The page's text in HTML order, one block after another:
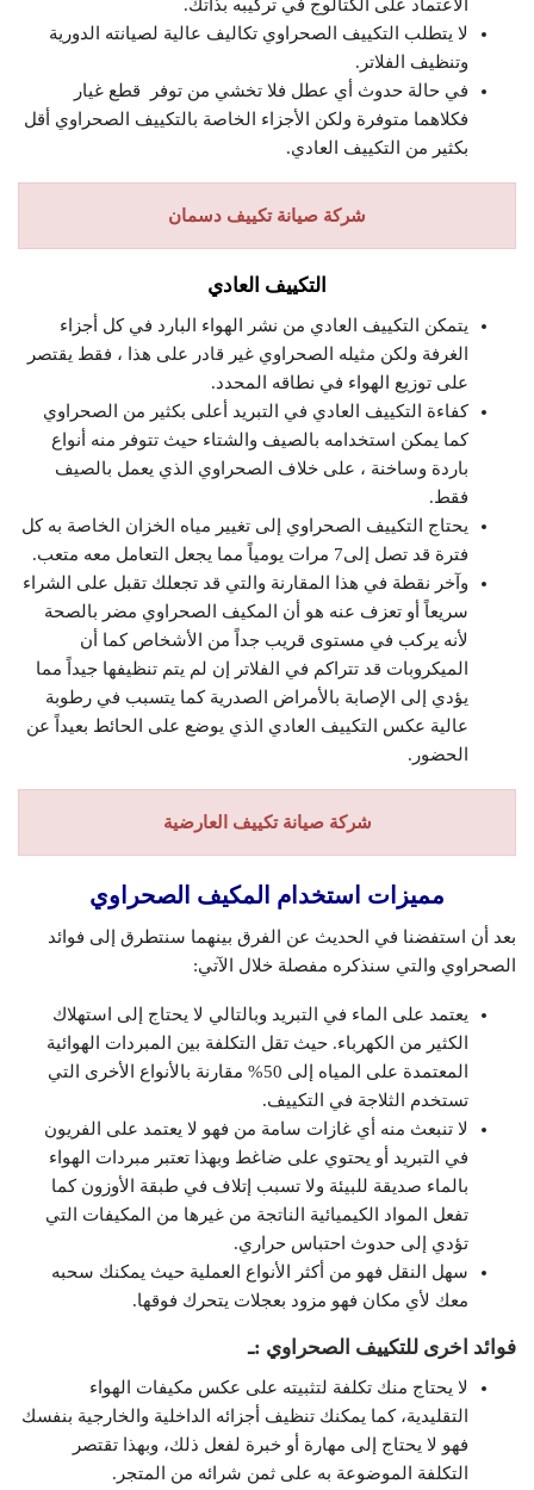
الاعتماد على الكتالوج في تركيبه بذاتك.
لا يتطلب التكييف الصحراوي تكاليف عالية لصيانته الدورية
وتنظيف الفلاتر.
في حالة حدوث أي عطل فلا تخشي من توفر قطع غيار
فكلاهما متوفرة ولكن الأجزاء الخاصة بالتكييف الصحراوي أقل
بكثير من التكييف العادي.
شركة صيانة تكييف دسمان
التكييف العادي
يتمكن التكييف العادي من نشر الهواء البارد في كل أجزاء
الغرفة ولكن مثيله الصحراوي غير قادر على هذا ، فقط يقتصر
على توزيع الهواء في نطاقه المحدد.
كفاءة التكييف العادي في التبريد أعلى بكثير من الصحراوي
كما يمكن استخدامه بالصيف والشتاء حيث تتوفر منه أنواع
باردة وساخنة ، على خلاف الصحراوي الذي يعمل بالصيف
فقط.
يحتاج التكييف الصحراوي إلى تغيير مياه الخزان الخاصة به كل
فترة قد تصل إلى7 مرات يومياً مما يجعل التعامل معه متعب.
وآخر نقطة في هذا المقارنة والتي قد تجعلك تقبل على الشراء
سريعاً أو تعزف عنه هو أن المكيف الصحراوي مضر بالصحة
لأنه يركب في مستوى قريب جداً من الأشخاص كما أن
الميكروبات قد تتراكم في الفلاتر إن لم يتم تنظيفها جيداً مما
يؤدي إلى الإصابة بالأمراض الصدرية كما يتسبب في رطوبة
عالية عكس التكييف العادي الذي يوضع على الحائط بعيداً عن
الحضور.
شركة صيانة تكييف العارضية
مميزات استخدام المكيف الصحراوي
بعد أن استفضنا في الحديث عن الفرق بينهما سنتطرق إلى فوائد
الصحراوي والتي سنذكره مفصلة خلال الآتي:
يعتمد على الماء في التبريد وبالتالي لا يحتاج إلى استهلاك
الكثير من الكهرباء. حيث تقل التكلفة بين المبردات الهوائية
المعتمدة على المياه إلى 50% مقارنة بالأنواع الأخرى التي
تستخدم الثلاجة في التكييف.
لا تنبعث منه أي غازات سامة من فهو لا يعتمد على الفريون
في التبريد أو يحتوي على ضاغط وبهذا تعتبر مبردات الهواء
بالماء صديقة للبيئة ولا تسبب إتلاف في طبقة الأوزون كما
تفعل المواد الكيميائية الناتجة من غيرها من المكيفات التي
تؤدي إلى حدوث احتباس حراري.
سهل النقل فهو من أكثر الأنواع العملية حيث يمكنك سحبه
معك لأي مكان فهو مزود بعجلات يتحرك فوقها.
فوائد اخرى للتكييف الصحراوي :ـ
لا يحتاج منك تكلفة لتثبيته على عكس مكيفات الهواء
التقليدية، كما يمكنك تنظيف أجزائه الداخلية والخارجية بنفسك
فهو لا يحتاج إلى مهارة أو خبرة لفعل ذلك، وبهذا تقتصر
التكلفة الموضوعة به على ثمن شرائه من المتجر.